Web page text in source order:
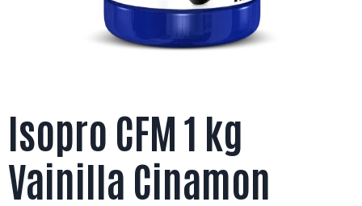
Isopro CFM 1 kg
Vainilla Cinamon